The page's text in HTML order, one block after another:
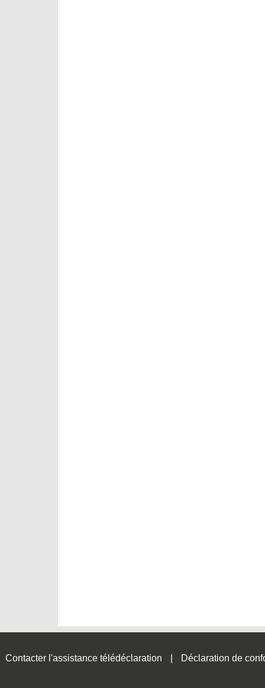
Contacter l'assistance télédéclaration Déclaration de